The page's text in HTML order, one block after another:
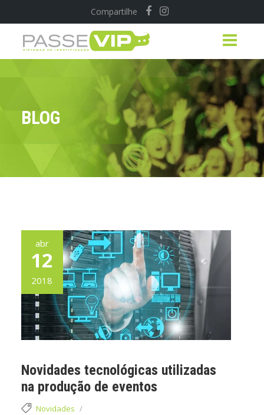
Compartilhe
BLOG
abr
12
2018
Novidades tecnológicas utilizadas
na produção de eventos
Novidades